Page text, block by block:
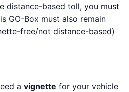
distance-based toll, you must
GO-Box must also remain
free/not distance-based)
a vignette for your vehicle